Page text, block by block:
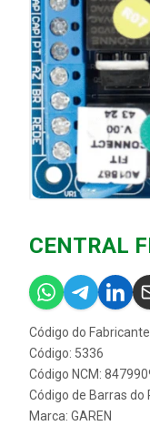
CENTRAL
Código do
Código: 5336
Código NCM:
Código de Barras
Marca: GAREN